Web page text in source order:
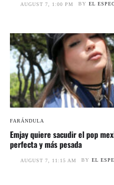
AUGUST 7, 1:00 PM BY EL
FARÁNDULA
Emjay quiere sacudir el pop
perfecta y más pesada
AUGUST 7, 11:15 AM BY EL